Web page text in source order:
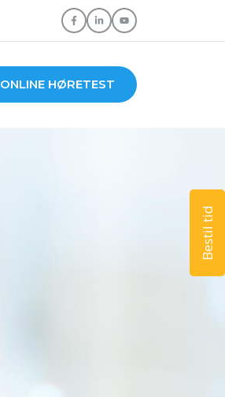
ONLINE HØRETEST
Bestil tid